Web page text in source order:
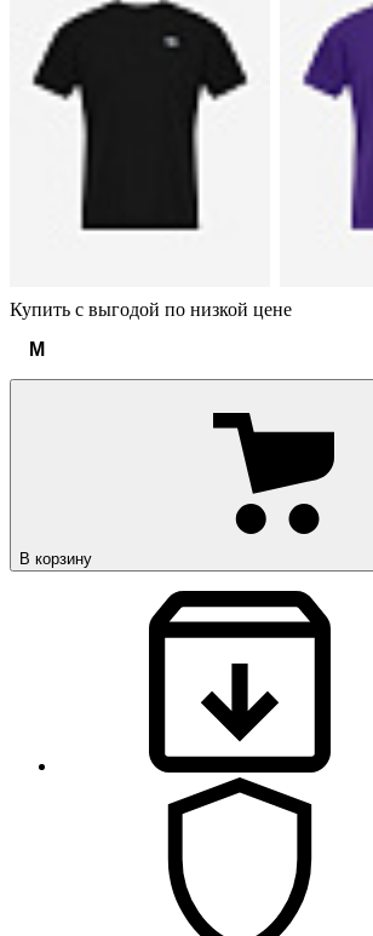
Купить с выгодой по низкой цене
M
В корзину